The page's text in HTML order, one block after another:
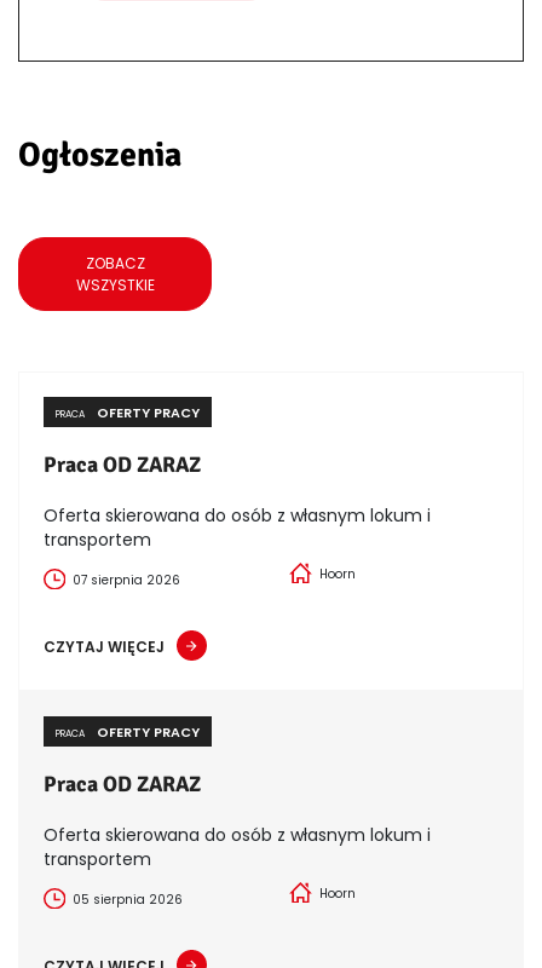
Ogłoszenia
ZOBACZ
WSZYSTKIE
PRACA OFERTY PRACY
Praca OD ZARAZ
Oferta skierowana do osób z własnym lokum i
transportem
07 sierpnia 2026 Hoorn
CZYTAJ WIĘCEJ
PRACA OFERTY PRACY
Praca OD ZARAZ
Oferta skierowana do osób z własnym lokum i
transportem
05 sierpnia 2026 Hoorn